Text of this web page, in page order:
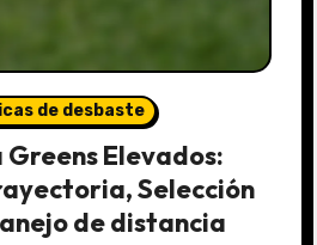
de desbaste
Greens Elevados:
Selección
de distancia